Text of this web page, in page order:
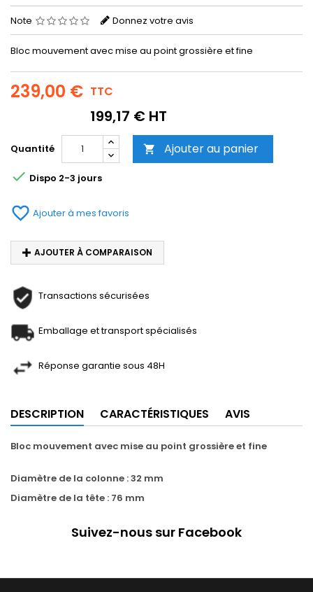
Note Donnez votre avis
Bloc mouvement avec mise au point grossière et fine
239,00 € TTC
199,17 € HT
Quantité  Ajouter au panier
 Dispo 2-3 jours
favorite_border Ajouter à mes favoris
AJOUTER À COMPARAISON
Transactions sécurisées
Emballage et transport spécialisés
Réponse garantie sous 48H
DESCRIPTION CARACTÉRISTIQUES AVIS
Bloc mouvement avec mise au point grossière et fine
Diamètre de la colonne : 32 mm
Diamètre de la tête : 76 mm
Suivez-nous sur Facebook